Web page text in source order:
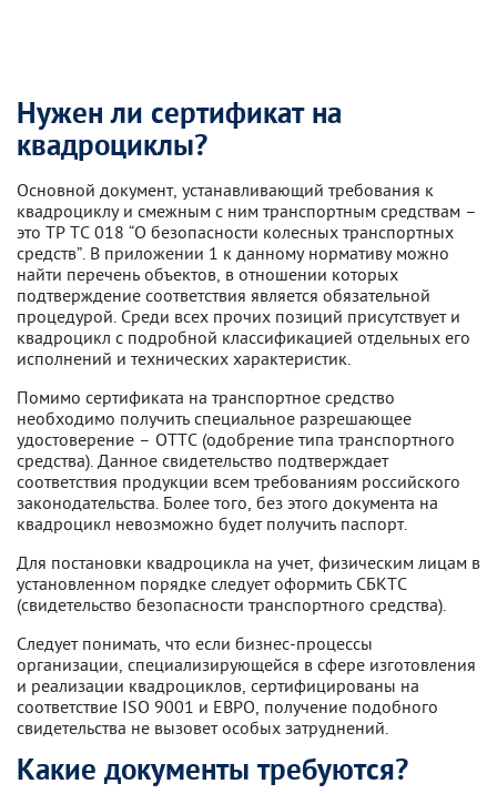
Нужен ли сертификат на
квадроциклы?
Основной документ, устанавливающий требования к
квадроциклу и смежным с ним транспортным средствам –
это ТР ТС 018 “О безопасности колесных транспортных
средств”. В приложении 1 к данному нормативу можно
найти перечень объектов, в отношении которых
подтверждение соответствия является обязательной
процедурой. Среди всех прочих позиций присутствует и
квадроцикл с подробной классификацией отдельных его
исполнений и технических характеристик.
Помимо сертификата на транспортное средство
необходимо получить специальное разрешающее
удостоверение – ОТТС (одобрение типа транспортного
средства). Данное свидетельство подтверждает
соответствия продукции всем требованиям российского
законодательства. Более того, без этого документа на
квадроцикл невозможно будет получить паспорт.
Для постановки квадроцикла на учет, физическим лицам в
установленном порядке следует оформить СБКТС
(свидетельство безопасности транспортного средства).
Следует понимать, что если бизнес-процессы
организации, специализирующейся в сфере изготовления
и реализации квадроциклов, сертифицированы на
соответствие ISO 9001 и ЕВРО, получение подобного
свидетельства не вызовет особых затруднений.
Какие документы требуются?